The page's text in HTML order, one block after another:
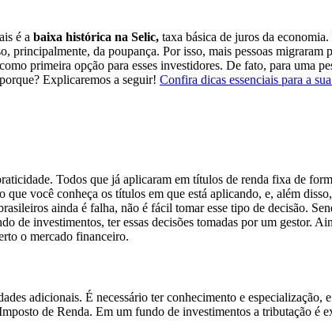
é a baixa histórica na Selic, taxa básica de juros da
principalmente, da poupança. Por isso, mais pessoas
primeira opção para esses investidores. De fato, para uma
Explicaremos a seguir! Confira dicas essenciais para a
Todos que já aplicaram em títulos de renda fixa de
você conheça os títulos em que está aplicando, e, além
ainda é falha, não é fácil tomar esse tipo de decisão.
de investimentos, ter essas decisões tomadas por um gestor.
o mercado financeiro.
adicionais. É necessário ter conhecimento e especialização,
de Renda. Em um fundo de investimentos a tributação é